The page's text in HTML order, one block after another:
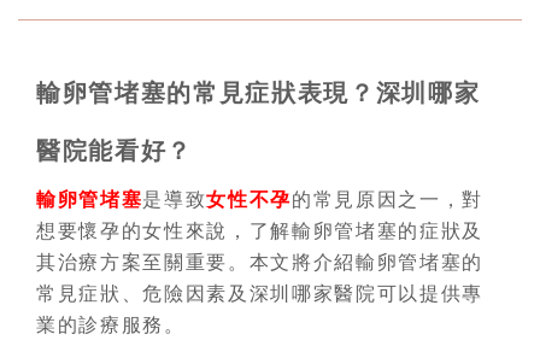
輸卵管堵塞的常見症狀表現？深圳哪家
醫院能看好？
輸卵管堵塞是導致女性不孕的常見原因之一，對
想要懷孕的女性來說，了解輸卵管堵塞的症狀及
其治療方案至關重要。本文將介紹輸卵管堵塞的
常見症狀、危險因素及深圳哪家醫院可以提供專
業的診療服務。